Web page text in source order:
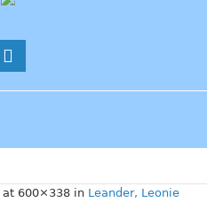
at 600×338 in Leander, Leonie